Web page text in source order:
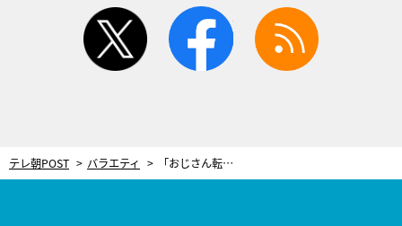
twitter facebook
テレ朝POST バラエティ 「おじさん転がし」「猫なで声」…元地方局アナが受けたいじわるに、目からウロコのいじわる返し